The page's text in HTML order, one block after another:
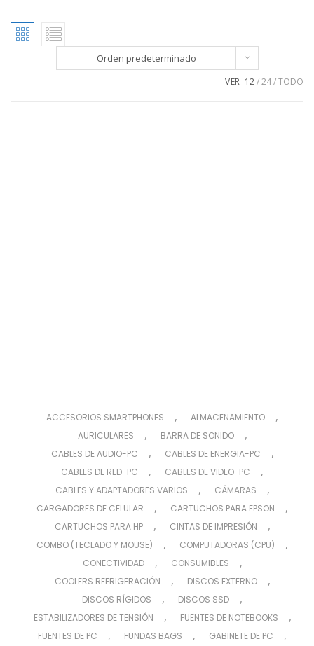
Orden predeterminado
VER 12 24 TODO
ACCESORIOS SMARTPHONES , ALMACENAMIENTO ,
AURICULARES , BARRA DE SONIDO ,
CABLES DE AUDIO-PC , CABLES DE ENERGIA-PC ,
CABLES DE RED-PC , CABLES DE VIDEO-PC ,
CABLES Y ADAPTADORES VARIOS , CÁMARAS ,
CARGADORES DE CELULAR , CARTUCHOS PARA EPSON ,
CARTUCHOS PARA HP , CINTAS DE IMPRESIÓN ,
COMBO (TECLADO Y MOUSE) , COMPUTADORAS (CPU) ,
CONECTIVIDAD , CONSUMIBLES ,
COOLERS REFRIGERACIÓN , DISCOS EXTERNO ,
DISCOS RÍGIDOS , DISCOS SSD ,
ESTABILIZADORES DE TENSIÓN , FUENTES DE NOTEBOOKS ,
FUENTES DE PC , FUNDAS BAGS , GABINETE DE PC ,